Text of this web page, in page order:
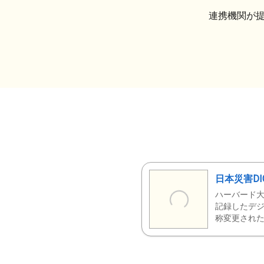
連携機関が
日本災害
ハーバード
記録したデ
称変更された